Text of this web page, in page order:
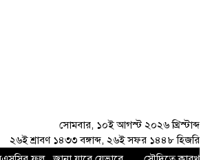
সোমবার, ১০ই আগস্ট ২০২৬ খ্রিস্টাব্দ
২৬ই শ্রাবণ ১৪৩৩ বঙ্গাব্দ, ২৬ই সফর ১৪৪৮ হিজরি